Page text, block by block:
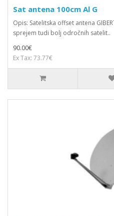
Sat antena 100cm Al G
Opis: Satelitska offset antena
sprejem tudi bolj odročnih satelit..
90.00€
Ex Tax: 73.77€